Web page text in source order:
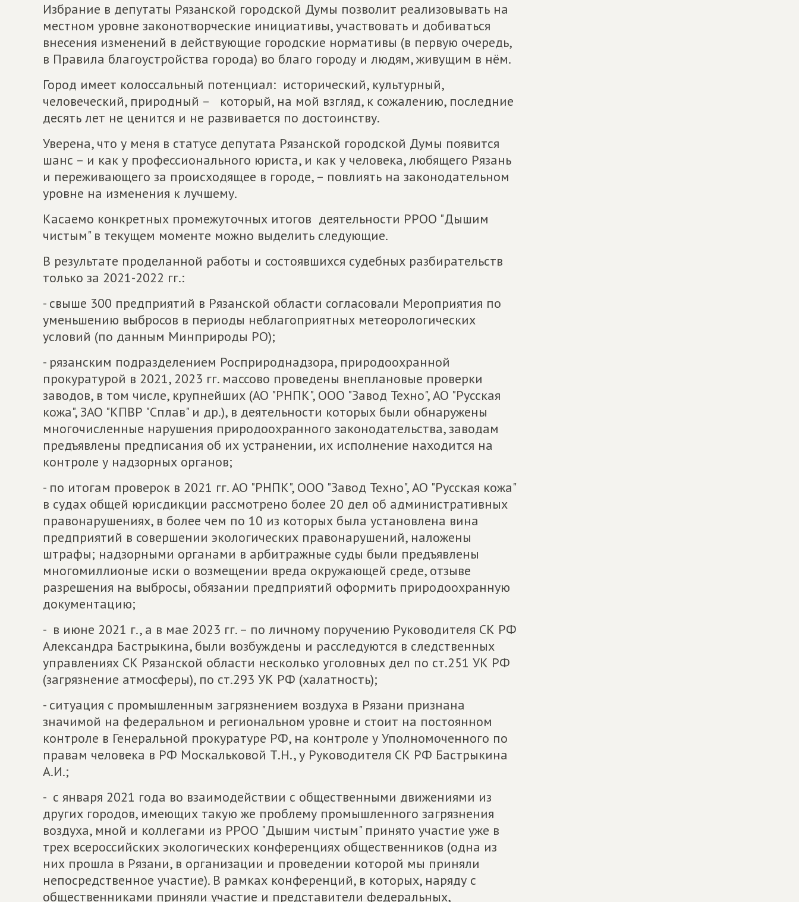
Избрание в депутаты Рязанской городской Думы позволит реализовывать на
местном уровне законотворческие инициативы, участвовать и добиваться
внесения изменений в действующие городские нормативы (в первую очередь,
в Правила благоустройства города) во благо городу и людям, живущим в нём.
Город имеет колоссальный потенциал: исторический, культурный,
человеческий, природный – который, на мой взгляд, к сожалению, последние
десять лет не ценится и не развивается по достоинству.
Уверена, что у меня в статусе депутата Рязанской городской Думы появится
шанс – и как у профессионального юриста, и как у человека, любящего Рязань
и переживающего за происходящее в городе, – повлиять на законодательном
уровне на изменения к лучшему.
Касаемо конкретных промежуточных итогов деятельности РРОО "Дышим
чистым" в текущем моменте можно выделить следующие.
В результате проделанной работы и состоявшихся судебных разбирательств
только за 2021-2022 гг.:
- свыше 300 предприятий в Рязанской области согласовали Мероприятия по
уменьшению выбросов в периоды неблагоприятных метеорологических
условий (по данным Минприроды РО);
- рязанским подразделением Росприроднадзора, природоохранной
прокуратурой в 2021, 2023 гг. массово проведены внеплановые проверки
заводов, в том числе, крупнейших (АО "РНПК", ООО "Завод Техно", АО "Русская
кожа", ЗАО "КПВР "Сплав" и др.), в деятельности которых были обнаружены
многочисленные нарушения природоохранного законодательства, заводам
предъявлены предписания об их устранении, их исполнение находится на
контроле у надзорных органов;
- по итогам проверок в 2021 гг. АО "РНПК", ООО "Завод Техно", АО "Русская кожа"
в судах общей юрисдикции рассмотрено более 20 дел об административных
правонарушениях, в более чем по 10 из которых была установлена вина
предприятий в совершении экологических правонарушений, наложены
штрафы; надзорными органами в арбитражные суды были предъявлены
многомиллионые иски о возмещении вреда окружающей среде, отзыве
разрешения на выбросы, обязании предприятий оформить природоохранную
документацию;
- в июне 2021 г., а в мае 2023 гг. – по личному поручению Руководителя СК РФ
Александра Бастрыкина, были возбуждены и расследуются в следственных
управлениях СК Рязанской области несколько уголовных дел по ст.251 УК РФ
(загрязнение атмосферы), по ст.293 УК РФ (халатность);
- ситуация с промышленным загрязнением воздуха в Рязани признана
значимой на федеральном и региональном уровне и стоит на постоянном
контроле в Генеральной прокуратуре РФ, на контроле у Уполномоченного по
правам человека в РФ Москальковой Т.Н., у Руководителя СК РФ Бастрыкина
А.И.;
- с января 2021 года во взаимодействии с общественными движениями из
других городов, имеющих такую же проблему промышленного загрязнения
воздуха, мной и коллегами из РРОО "Дышим чистым" принято участие уже в
трех всероссийских экологических конференциях общественников (одна из
них прошла в Рязани, в организации и проведении которой мы приняли
непосредственное участие). В рамках конференций, в которых, наряду с
общественниками приняли участие и представители федеральных,